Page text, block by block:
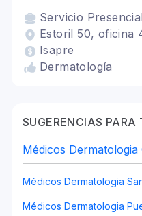
Servicio Presencial
Estoril 50, oficina
Isapre
Dermatología
SUGERENCIAS PARA
Médicos Dermatologia
Médicos Dermatologia
Médicos Dermatologia